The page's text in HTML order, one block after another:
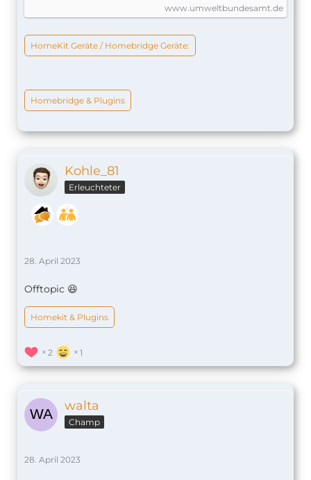
www.umweltbundesamt.de
HomeKit Geräte / Homebridge Geräte:
Homebridge & Plugins
Kohle_81
Erleuchteter
28. April 2023
Offtopic 😆
Homekit & Plugins
2 1
walta
Champ
28. April 2023